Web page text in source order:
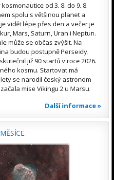
od 3. 8. do 9. 8.
spolu s většinou planet a
vidět lépe přes den a večer je
Mars, Saturn, Uran i Neptun.
může se občas zvýšit. Na
budou postupně Perseidy.
již 90 startů v roce 2026.
kosmu. Startovat má
se narodil český astronom
mise Vikingu 2 u Marsu.
Další informace »